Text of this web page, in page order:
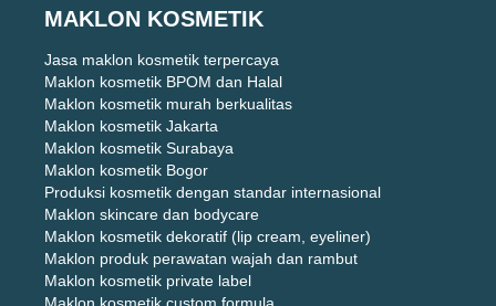
MAKLON KOSMETIK
Jasa maklon kosmetik terpercaya
Maklon kosmetik BPOM dan Halal
Maklon kosmetik murah berkualitas
Maklon kosmetik Jakarta
Maklon kosmetik Surabaya
Maklon kosmetik Bogor
Produksi kosmetik dengan standar internasional
Maklon skincare dan bodycare
Maklon kosmetik dekoratif (lip cream, eyeliner)
Maklon produk perawatan wajah dan rambut
Maklon kosmetik private label